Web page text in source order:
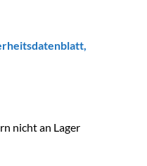
,
nicht an Lager